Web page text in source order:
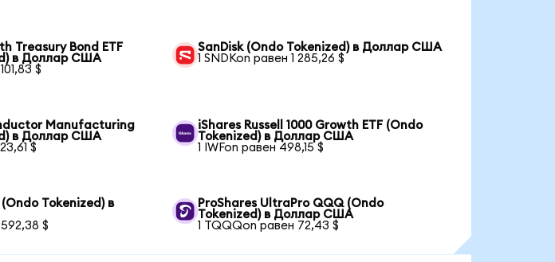
Treasury Bond ETF
в Доллар США
$
SanDisk (Ondo Tokenized) в Доллар США
1 SNDKon равен 1 285,26 $
Manufacturing
в Доллар США
$
iShares Russell 1000 Growth ETF (Ondo
Tokenized) в Доллар США
1 IWFon равен 498,15 $
Tokenized) в
$
ProShares UltraPro QQQ (Ondo
Tokenized) в Доллар США
1 TQQQon равен 72,43 $